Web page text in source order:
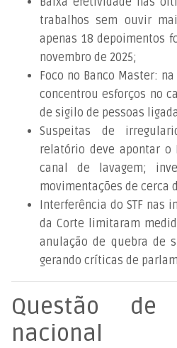
trabalhos sem ouvir
apenas 18 depoimentos
novembro de 2025;
Foco no Banco Master:
concentrou esforços no
de sigilo de pessoas
Suspeitas de
relatório deve apontar o
canal de lavagem;
movimentações de cerca
Interferência do STF nas
da Corte limitaram
anulação de quebra de
gerando críticas de
Questão de
nacional